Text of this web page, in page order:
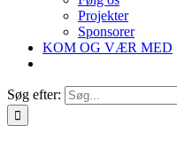
Projekter
Sponsorer
KOM OG VÆR MED
Søg efter: